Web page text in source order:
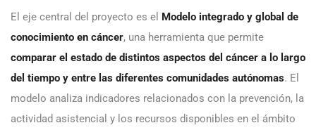
El eje central del proyecto es el Modelo integrado y global de
conocimiento en cáncer, una herramienta que permite
comparar el estado de distintos aspectos del cáncer a lo largo
del tiempo y entre las diferentes comunidades autónomas. El
modelo analiza indicadores relacionados con la prevención, la
actividad asistencial y los recursos disponibles en el ámbito